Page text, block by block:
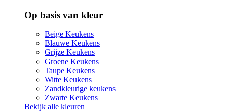
Op basis van kleur
Beige Keukens
Blauwe Keukens
Grijze Keukens
Groene Keukens
Taupe Keukens
Witte Keukens
Zandkleurige keukens
Zwarte Keukens
Bekijk alle kleuren